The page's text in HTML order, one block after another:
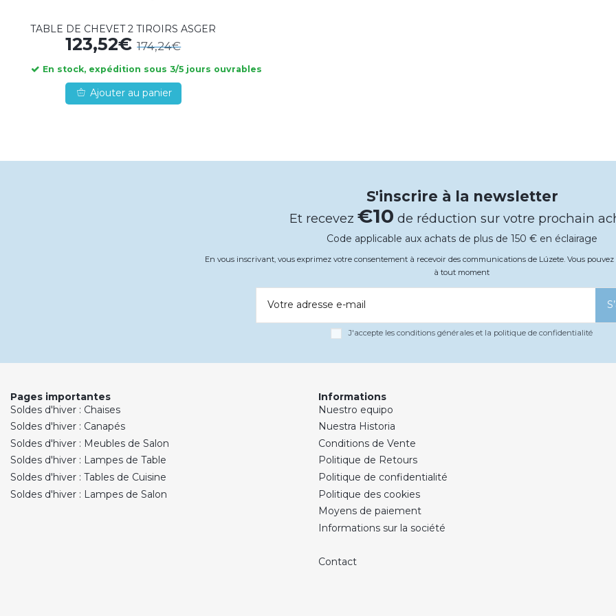
TABLE DE CHEVET 2 TIROIRS ASGER
123,52€174,24€
En stock, expédition sous 3/5 jours ouvrables
Ajouter au panier
S'inscrire à la newsletter
Et recevez€10 de réduction sur votre prochain
Code applicable aux achats de plus de 150 € en éclairage
En vous inscrivant, vous exprimez votre consentement à recevoir des communications de Lúzete. Vous
à tout moment
Votre adresse e-mail
J'accepte les conditions générales et la politique de confidentialité
Pages importantes
Soldes d'hiver : Chaises
Soldes d'hiver : Canapés
Soldes d'hiver : Meubles de Salon
Soldes d'hiver : Lampes de Table
Soldes d'hiver : Tables de Cuisine
Soldes d'hiver : Lampes de Salon
Informations
Nuestro equipo
Nuestra Historia
Conditions de Vente
Politique de Retours
Politique de confidentialité
Politique des cookies
Moyens de paiement
Informations sur la société
Contact